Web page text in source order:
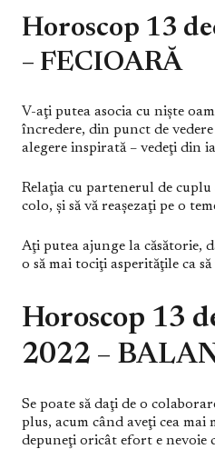
Horoscop 13
– FECIOARĂ
V-aţi putea asocia cu nişte
încredere, din punct de
alegere inspirată – vedeţi din
Relaţia cu partenerul de cuplu
colo, şi să vă reaşezaţi pe o
Aţi putea ajunge la căsătorie,
o să mai tociţi asperităţile ca
Horoscop 13
2022 –
Se poate să daţi de o
plus, acum când aveţi cea mai
depuneţi oricât efort e nevoie